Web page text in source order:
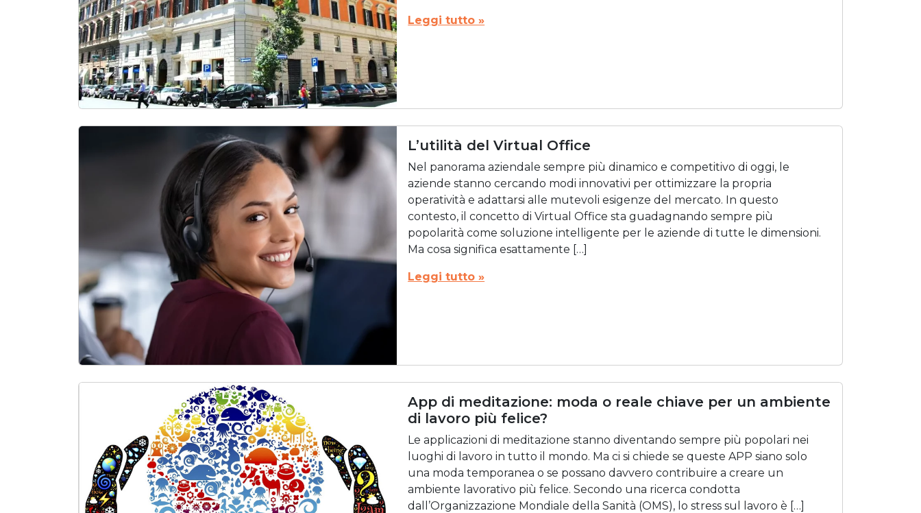
Leggi tutto »
L’utilità del Virtual Office
Nel panorama aziendale sempre più dinamico e competitivo di oggi, le
aziende stanno cercando modi innovativi per ottimizzare la propria
operatività e adattarsi alle mutevoli esigenze del mercato. In questo
contesto, il concetto di Virtual Office sta guadagnando sempre più
popolarità come soluzione intelligente per le aziende di tutte le dimensioni.
Ma cosa significa esattamente […]
Leggi tutto »
App di meditazione: moda o reale chiave per un ambiente
di lavoro più felice?
Le applicazioni di meditazione stanno diventando sempre più popolari nei
luoghi di lavoro in tutto il mondo. Ma ci si chiede se queste APP siano solo
una moda temporanea o se possano davvero contribuire a creare un
ambiente lavorativo più felice. Secondo una ricerca condotta
dall’Organizzazione Mondiale della Sanità (OMS), lo stress sul lavoro è […]